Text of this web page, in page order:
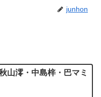
junhon
山澪・中島梓・巴マミ